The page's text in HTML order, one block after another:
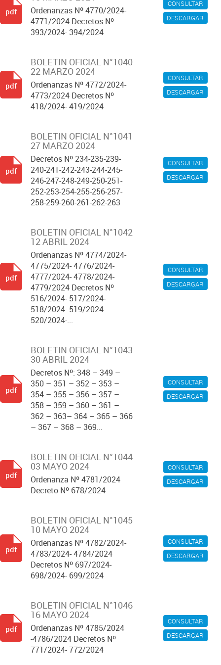
CONSULTAR
DESCARGAR
Ordenanzas Nº 4770/2024-
4771/2024 Decretos Nº
393/2024- 394/2024
pdf
CONSULTAR
DESCARGAR
BOLETIN OFICIAL N°1040
22 MARZO 2024
Ordenanzas Nº 4772/2024-
4773/2024 Decretos Nº
418/2024- 419/2024
pdf
CONSULTAR
DESCARGAR
BOLETIN OFICIAL N°1041
27 MARZO 2024
Decretos Nº 234-235-239-
240-241-242-243-244-245-
246-247-248-249-250-251-
252-253-254-255-256-257-
258-259-260-261-262-263
pdf
CONSULTAR
DESCARGAR
BOLETIN OFICIAL N°1042
12 ABRIL 2024
Ordenanzas Nº 4774/2024-
4775/2024- 4776/2024-
4777/2024- 4778/2024-
4779/2024 Decretos Nº
516/2024- 517/2024-
518/2024- 519/2024-
520/2024-...
pdf
CONSULTAR
DESCARGAR
BOLETIN OFICIAL N°1043
30 ABRIL 2024
Decretos Nº: 348 – 349 –
350 – 351 – 352 – 353 –
354 – 355 – 356 – 357 –
358 – 359 – 360 – 361 –
362 – 363– 364 – 365 – 366
– 367 – 368 – 369...
pdf
CONSULTAR
DESCARGAR
BOLETIN OFICIAL N°1044
03 MAYO 2024
Ordenanza Nº 4781/2024
Decreto Nº 678/2024
pdf
CONSULTAR
DESCARGAR
BOLETIN OFICIAL N°1045
10 MAYO 2024
Ordenanzas Nº 4782/2024-
4783/2024- 4784/2024
Decretos Nº 697/2024-
698/2024- 699/2024
pdf
CONSULTAR
DESCARGAR
BOLETIN OFICIAL N°1046
16 MAYO 2024
Ordenanzas Nº 4785/2024
-4786/2024 Decretos Nº
771/2024- 772/2024
pdf